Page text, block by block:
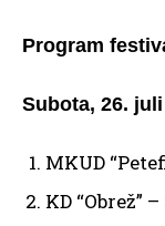
Program
Subota, 26. juli
MKUD
KD “Obrež”